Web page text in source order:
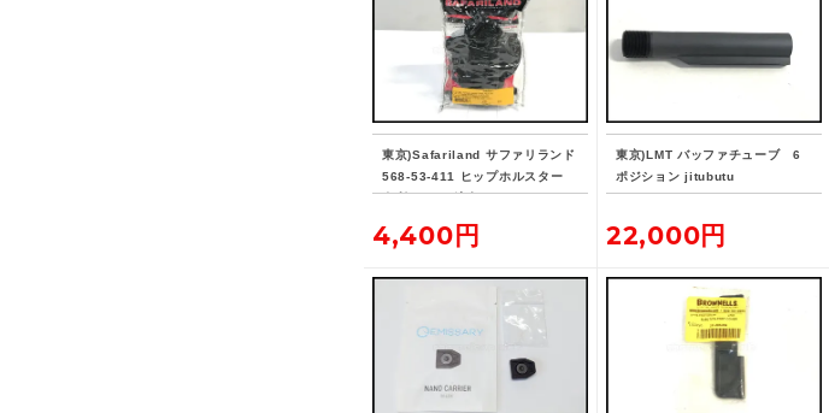
東京)Safariland サファリランド
568-53-411 ヒップホルスター
右利 M1911適合
4,400円
東京)LMT バッファチューブ 6
ポジション jitubutu
22,000円